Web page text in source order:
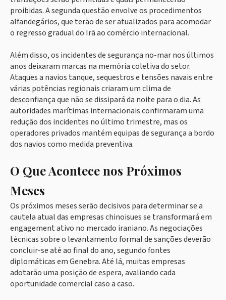
proibidas. A segunda questão envolve os procedimentos
alfandegários, que terão de ser atualizados para acomodar
o regresso gradual do Irã ao comércio internacional.
Além disso, os incidentes de segurança no-mar nos últimos
anos deixaram marcas na memória coletiva do setor.
Ataques a navios tanque, sequestros e tensões navais entre
várias potências regionais criaram um clima de
desconfiança que não se dissipará da noite para o dia. As
autoridades marítimas internacionais confirmaram uma
redução dos incidentes no último trimestre, mas os
operadores privados mantém equipas de segurança a bordo
dos navios como medida preventiva.
O Que Acontece nos Próximos
Meses
Os próximos meses serão decisivos para determinar se a
cautela atual das empresas chinoisues se transformará em
engagement ativo no mercado iraniano. As negociações
técnicas sobre o levantamento formal de sanções deverão
concluir-se até ao final do ano, segundo fontes
diplomáticas em Genebra. Até lá, muitas empresas
adotarão uma posição de espera, avaliando cada
oportunidade comercial caso a caso.